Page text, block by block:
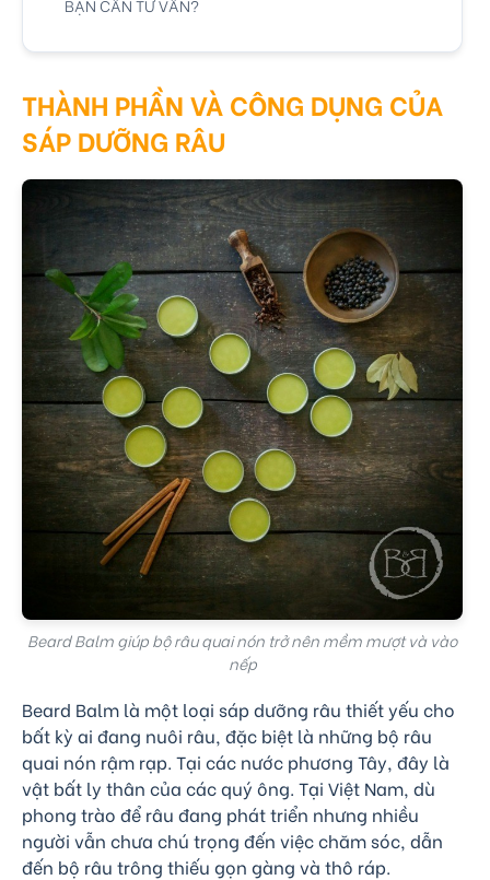
THÀNH PHẦN VÀ CÔNG DỤNG CỦA
SÁP DƯỠNG RÂU
Beard Balm giúp bộ râu quai nón trở nên mềm mượt và vào
nếp
Beard Balm là một loại sáp dưỡng râu thiết yếu cho
bất kỳ ai đang nuôi râu, đặc biệt là những bộ râu
quai nón rậm rạp. Tại các nước phương Tây, đây là
vật bất ly thân của các quý ông. Tại Việt Nam, dù
phong trào để râu đang phát triển nhưng nhiều
người vẫn chưa chú trọng đến việc chăm sóc, dẫn
đến bộ râu trông thiếu gọn gàng và thô ráp.